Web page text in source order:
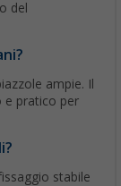
del
ampie. Il
e pratico per
stabile